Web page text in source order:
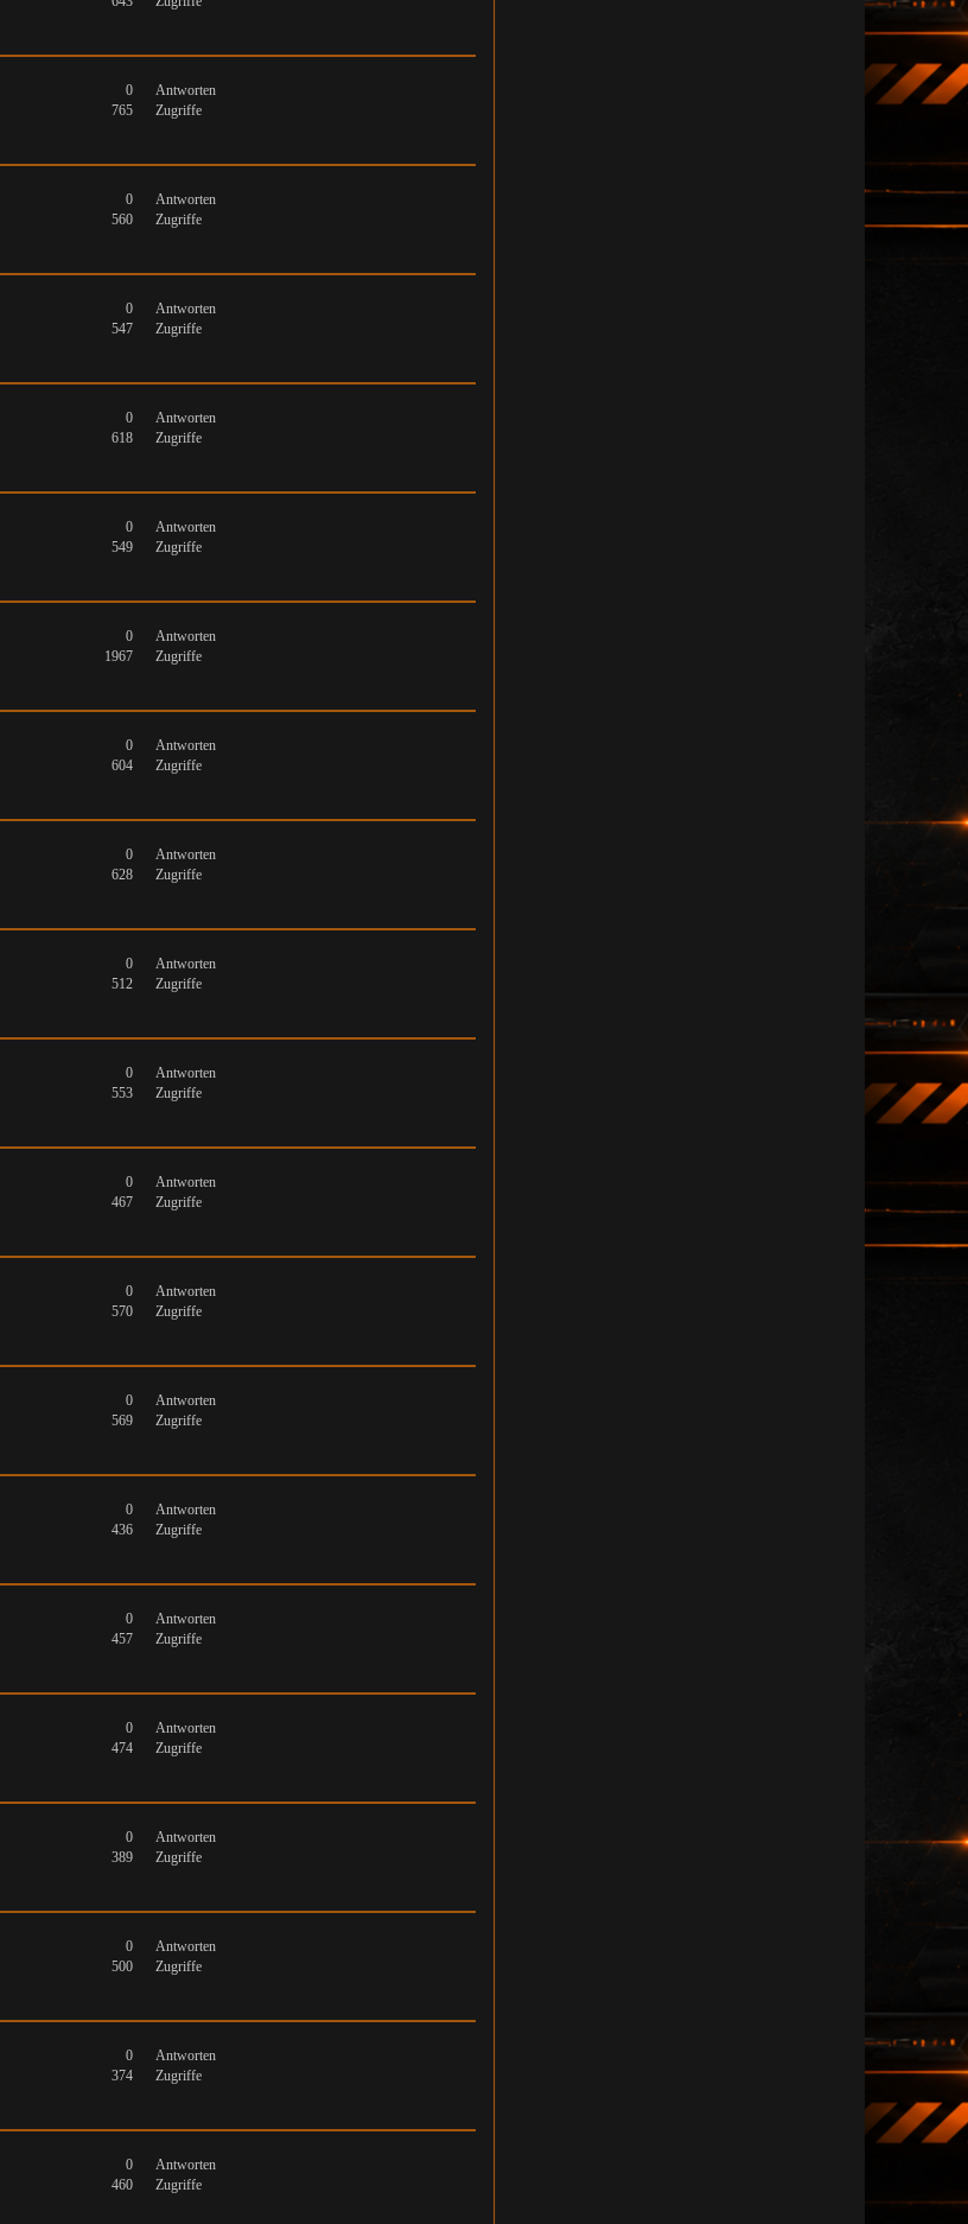
0
Antworten
765
Zugriffe
0
Antworten
560
Zugriffe
0
Antworten
547
Zugriffe
0
Antworten
618
Zugriffe
0
Antworten
549
Zugriffe
0
Antworten
1967
Zugriffe
0
Antworten
604
Zugriffe
0
Antworten
628
Zugriffe
0
Antworten
512
Zugriffe
0
Antworten
553
Zugriffe
0
Antworten
467
Zugriffe
0
Antworten
570
Zugriffe
0
Antworten
569
Zugriffe
0
Antworten
436
Zugriffe
0
Antworten
457
Zugriffe
0
Antworten
474
Zugriffe
0
Antworten
389
Zugriffe
0
Antworten
500
Zugriffe
0
Antworten
374
Zugriffe
0
Antworten
460
Zugriffe